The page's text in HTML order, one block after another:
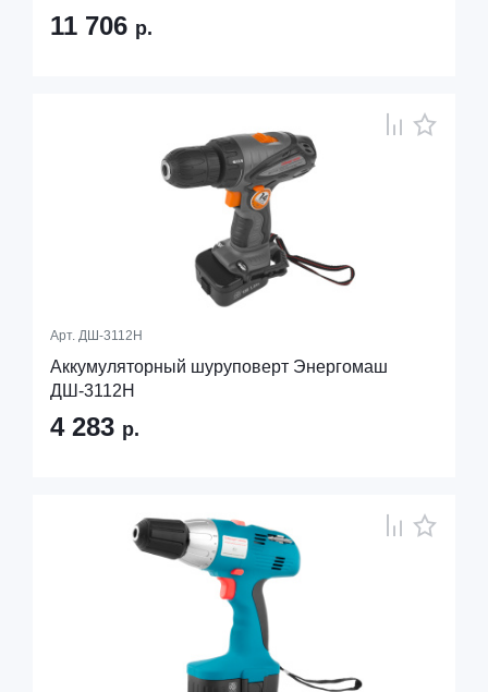
11 706 р.
Арт. ДШ-3112Н
Аккумуляторный шуруповерт Энергомаш
ДШ-3112Н
4 283 р.